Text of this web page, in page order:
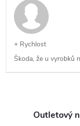
+ Rychlost
Škoda, že u vyrobků
Outletový